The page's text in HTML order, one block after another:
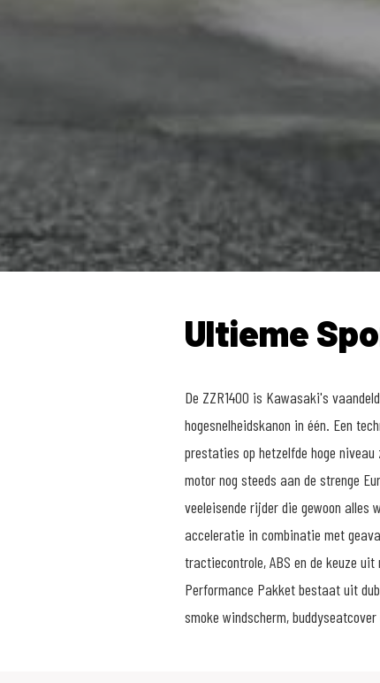
Ultieme
De ZZR1400 is Kawasaki's
hogesnelheidskanon in één. Een
prestaties op hetzelfde hoge niveau
motor nog steeds aan de strenge
veeleisende rijder die gewoon alles
acceleratie in combinatie met
tractiecontrole, ABS en de keuze uit
Performance Pakket bestaat uit
smoke windscherm,